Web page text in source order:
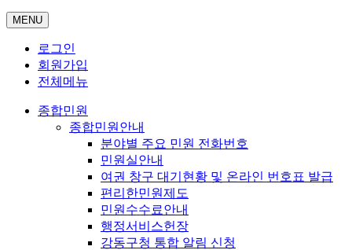
MENU
로그인
회원가입
전체메뉴
종합민원
종합민원안내
분야별 주요 민원 전화번호
민원실안내
여권 창구 대기현황 및 온라인 번호표 발급
편리한민원제도
민원수수료안내
행정서비스헌장
강동구청 통합 알림 신청